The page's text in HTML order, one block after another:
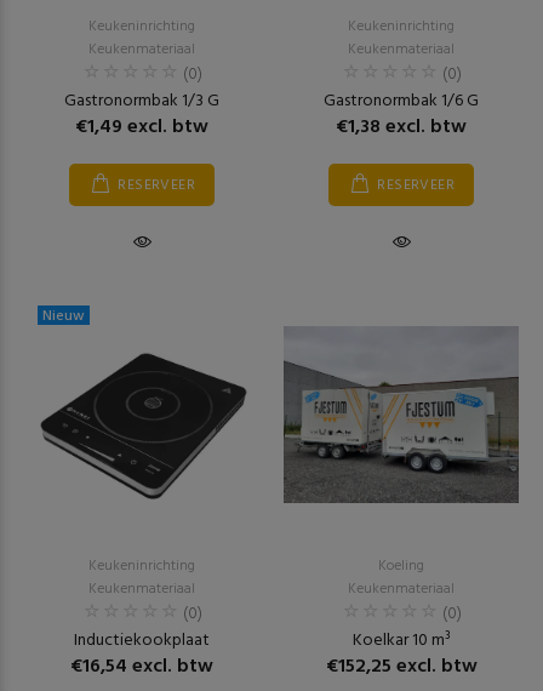
Keukeninrichting
Keukenmateriaal
(0)
Gastronormbak 1/3 G
€1,49 excl. btw
RESERVEER
Keukeninrichting
Keukenmateriaal
(0)
Gastronormbak 1/6 G
€1,38 excl. btw
RESERVEER
Nieuw
Keukeninrichting
Keukenmateriaal
(0)
Inductiekookplaat
€16,54 excl. btw
Koeling
Keukenmateriaal
(0)
Koelkar 10 m³
€152,25 excl. btw